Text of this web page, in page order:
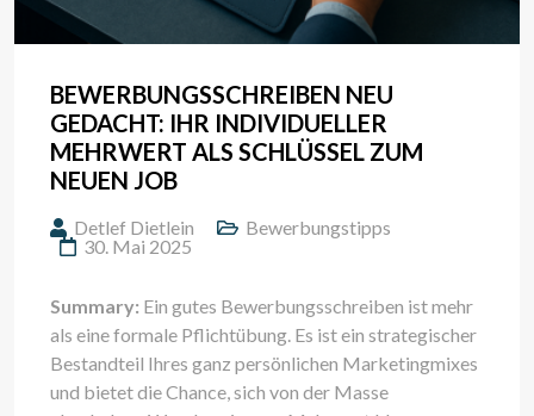
BEWERBUNGSSCHREIBEN NEU
GEDACHT: IHR INDIVIDUELLER
MEHRWERT ALS SCHLÜSSEL ZUM
NEUEN JOB
Detlef Dietlein
Bewerbungstipps
30. Mai 2025
Summary: Ein gutes Bewerbungsschreiben ist mehr
als eine formale Pflichtübung. Es ist ein strategischer
Bestandteil Ihres ganz persönlichen Marketingmixes
und bietet die Chance, sich von der Masse